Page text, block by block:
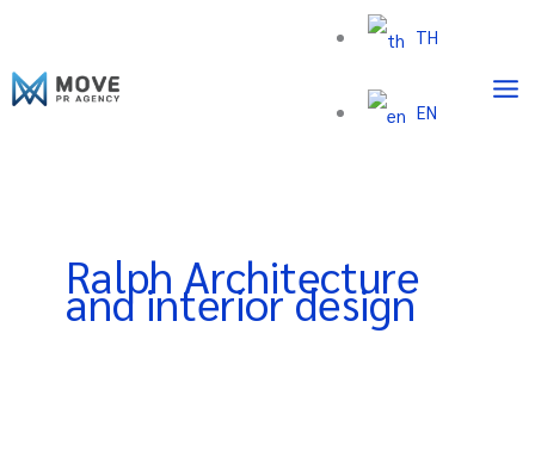
content
TH
EN
Ralph Architecture
and interior design